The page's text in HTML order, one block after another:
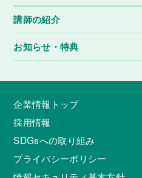
講師の紹介
お知らせ・特典
企業情報トップ
採用情報
SDGsへの取り組み
プライバシーポリシー